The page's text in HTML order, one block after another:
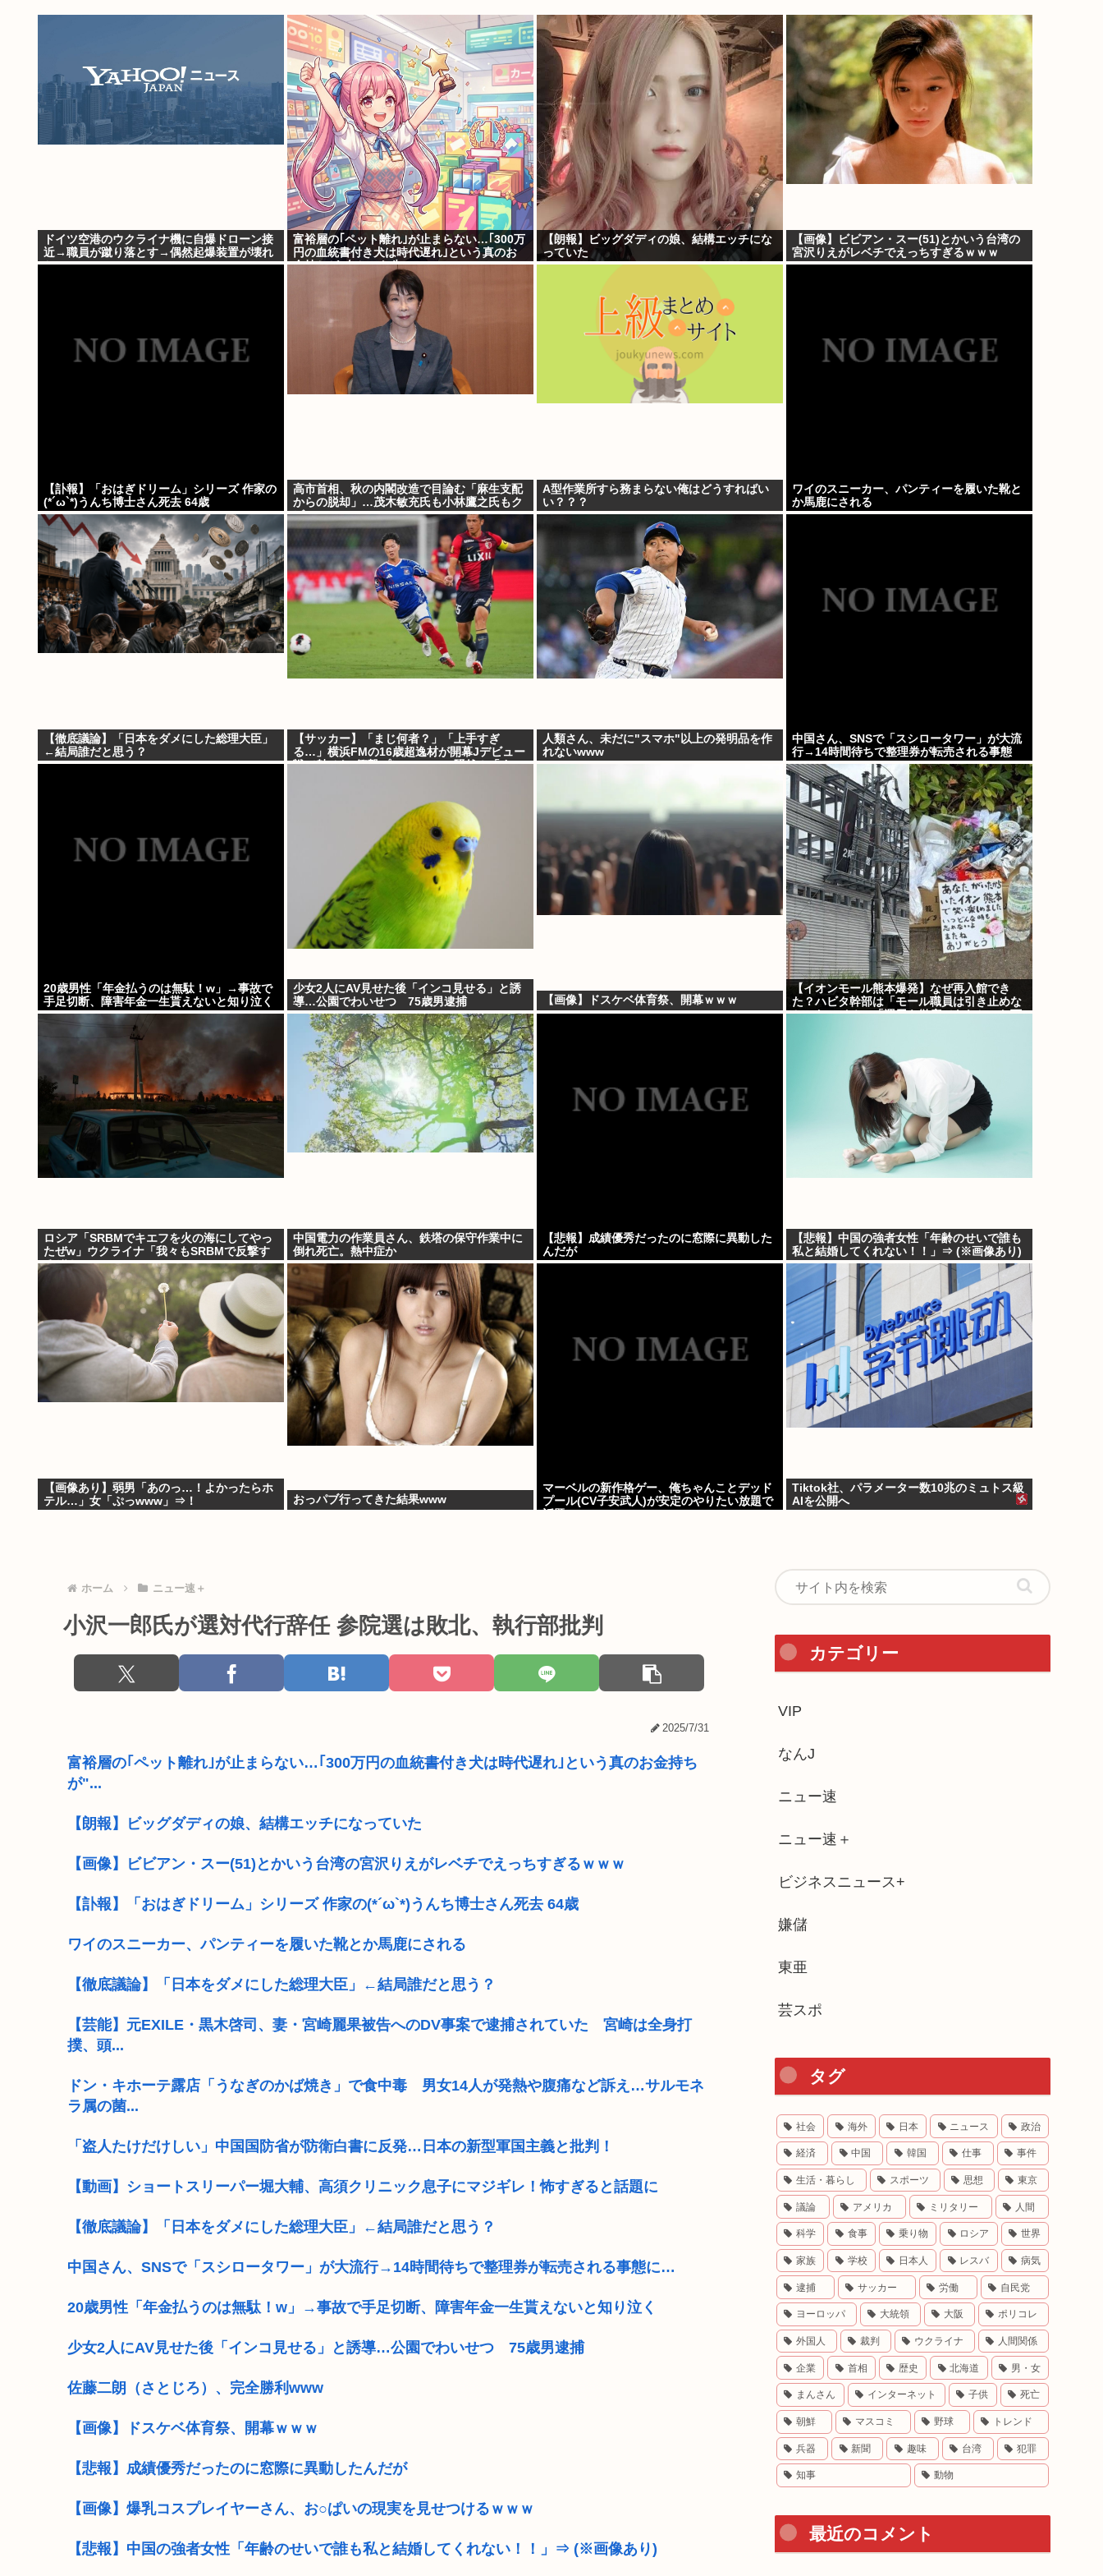
ドイツ空港のウクライナ機に自爆ドローン接
近→職員が蹴り落とす→偶然起爆装置が壊れ
セーフ
富裕層の｢ペット離れ｣が止まらない…｢300万
円の血統書付き犬は時代遅れ｣という真のお
金持ちが"向かった先"
【朗報】ビッグダディの娘、結構エッチにな
っていた
【画像】ビビアン・スー(51)とかいう台湾の
宮沢りえがレベチでえっちすぎるｗｗｗ
【訃報】「おはぎドリーム」シリーズ 作家の
(*´ω`*)うんち博士さん死去 64歳
高市首相、秋の内閣改造で目論む「麻生支配
からの脱却」…茂木敏充氏も小林鷹之氏もク
ビ
A型作業所すら務まらない俺はどうすればい
い？？？
ワイのスニーカー、パンティーを履いた靴と
か馬鹿にされる
【徹底議論】「日本をダメにした総理大臣」
←結局誰だと思う？
【サッカー】「まじ何者？」「上手すぎ
る…」横浜FMの16歳超逸材が開幕Jデビュー
戦で魅せた”衝撃プレー”にSNS騒然！「すご
人類さん、未だに"スマホ"以上の発明品を作
れないwww
中国さん、SNSで「スシロータワー」が大流
行→14時間待ちで整理券が転売される事態
に…
20歳男性「年金払うのは無駄！w」→事故で
手足切断、障害年金一生貰えないと知り泣く
少女2人にAV見せた後「インコ見せる」と誘
導…公園でわいせつ 75歳男逮捕
【画像】ドスケベ体育祭、開幕ｗｗｗ
【イオンモール熊本爆発】なぜ再入館でき
た？ハビタ幹部は「モール職員は引き止めな
かった」イオン「運用を徹底できなかった可
ロシア「SRBMでキエフを火の海にしてやっ
たぜw」ウクライナ「我々もSRBMで反撃す
るぞ！」
中国電力の作業員さん、鉄塔の保守作業中に
倒れ死亡。熱中症か
【悲報】成績優秀だったのに窓際に異動した
んだが
【悲報】中国の強者女性「年齢のせいで誰も
私と結婚してくれない！！」⇒ (※画像あり)
【画像あり】弱男「あのっ…！よかったらホ
テル…」女「ぷっwww」⇒！
おっパブ行ってきた結果www
マーベルの新作格ゲー、俺ちゃんことデッド
プール(CV子安武人)が安定のやりたい放題で
Tiktok社、パラメーター数10兆のミュトス級
AIを公開へ
ホーム ニュー速＋
小沢一郎氏が選対代行辞任 参院選は敗北、執行部批判
2025/7/31
富裕層の｢ペット離れ｣が止まらない…｢300万円の血統書付き犬は時代遅れ｣という真のお金持ち
が"...
【朗報】ビッグダディの娘、結構エッチになっていた
【画像】ビビアン・スー(51)とかいう台湾の宮沢りえがレベチでえっちすぎるｗｗｗ
【訃報】「おはぎドリーム」シリーズ 作家の(*´ω`*)うんち博士さん死去 64歳
ワイのスニーカー、パンティーを履いた靴とか馬鹿にされる
【徹底議論】「日本をダメにした総理大臣」←結局誰だと思う？
【芸能】元EXILE・黒木啓司、妻・宮崎麗果被告へのDV事案で逮捕されていた 宮崎は全身打
撲、頭...
ドン・キホーテ露店「うなぎのかば焼き」で食中毒 男女14人が発熱や腹痛など訴え…サルモネ
ラ属の菌...
「盗人たけだけしい」中国国防省が防衛白書に反発…日本の新型軍国主義と批判！
【動画】ショートスリーパー堀大輔、高須クリニック息子にマジギレ！怖すぎると話題に
【徹底議論】「日本をダメにした総理大臣」←結局誰だと思う？
中国さん、SNSで「スシロータワー」が大流行→14時間待ちで整理券が転売される事態に…
20歳男性「年金払うのは無駄！w」→事故で手足切断、障害年金一生貰えないと知り泣く
少女2人にAV見せた後「インコ見せる」と誘導…公園でわいせつ 75歳男逮捕
佐藤二朗（さとじろ）、完全勝利www
【画像】ドスケベ体育祭、開幕ｗｗｗ
【悲報】成績優秀だったのに窓際に異動したんだが
【画像】爆乳コスプレイヤーさん、お○ぱいの現実を見せつけるｗｗｗ
【悲報】中国の強者女性「年齢のせいで誰も私と結婚してくれない！！」⇒ (※画像あり)
カテゴリー
VIP
なんJ
ニュー速
ニュー速＋
ビジネスニュース+
嫌儲
東亜
芸スポ
タグ
社会 海外 日本 ニュース 政治
経済 中国 韓国 仕事 事件
生活・暮らし スポーツ 思想 東京
議論 アメリカ ミリタリー 人間
科学 食事 乗り物 ロシア 世界
家族 学校 日本人 レスバ 病気
逮捕 サッカー 労働 自民党
ヨーロッパ 大統領 大阪 ポリコレ
外国人 裁判 ウクライナ 人間関係
企業 首相 歴史 北海道 男・女
まんさん インターネット 子供 死亡
朝鮮 マスコミ 野球 トレンド
兵器 新聞 趣味 台湾 犯罪
知事 動物
最近のコメント